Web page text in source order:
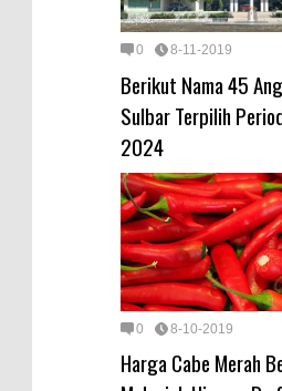
0 8-11-2019
Berikut Nama 45
Sulbar Terpilih
2024
0 8-10-2019
Harga Cabe Merah